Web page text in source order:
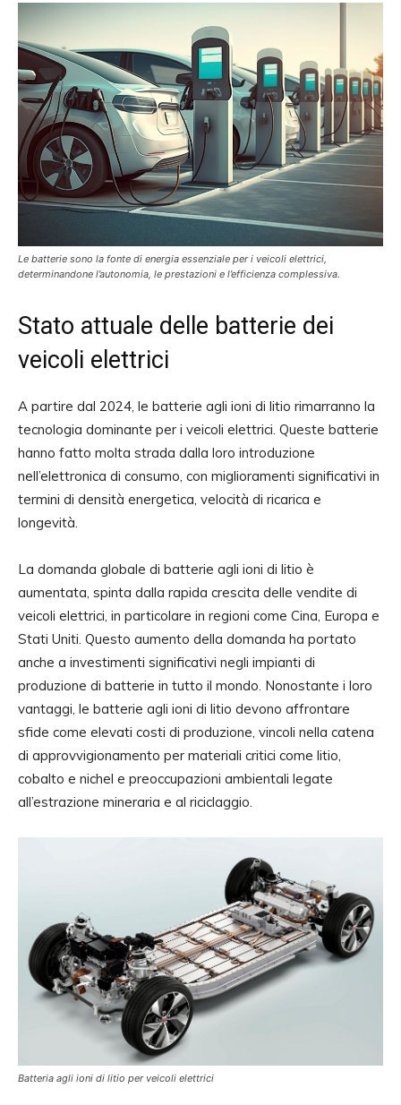
Le batterie sono la fonte di energia essenziale per i veicoli elettrici,
determinandone l’autonomia, le prestazioni e l’efficienza complessiva.
Stato attuale delle batterie dei
veicoli elettrici
A partire dal 2024, le batterie agli ioni di litio rimarranno la
tecnologia dominante per i veicoli elettrici. Queste batterie
hanno fatto molta strada dalla loro introduzione
nell’elettronica di consumo, con miglioramenti significativi in ​​
termini di densità energetica, velocità di ricarica e
longevità.
La domanda globale di batterie agli ioni di litio è
aumentata, spinta dalla rapida crescita delle vendite di
veicoli elettrici, in particolare in regioni come Cina, Europa e
Stati Uniti. Questo aumento della domanda ha portato
anche a investimenti significativi negli impianti di
produzione di batterie in tutto il mondo. Nonostante i loro
vantaggi, le batterie agli ioni di litio devono affrontare
sfide come elevati costi di produzione, vincoli nella catena
di approvvigionamento per materiali critici come litio,
cobalto e nichel e preoccupazioni ambientali legate
all’estrazione mineraria e al riciclaggio.
Batteria agli ioni di litio per veicoli elettrici